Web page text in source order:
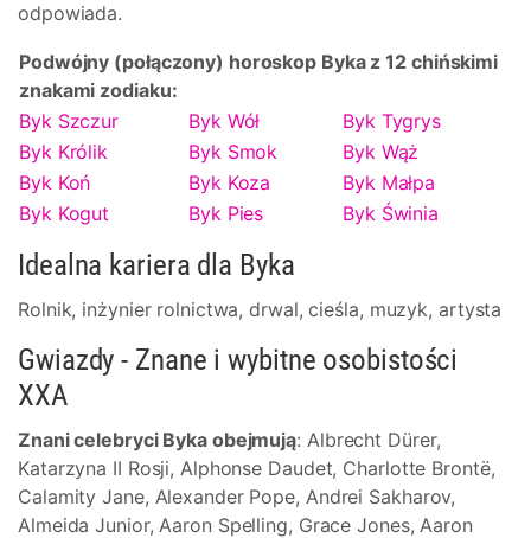
odpowiada.
Podwójny (połączony) horoskop Byka z 12 chińskimi
znakami zodiaku:
Byk Szczur
Byk Wół
Byk Tygrys
Byk Królik
Byk Smok
Byk Wąż
Byk Koń
Byk Koza
Byk Małpa
Byk Kogut
Byk Pies Byk Świnia
Idealna kariera dla Byka
Rolnik, inżynier rolnictwa, drwal, cieśla, muzyk, artysta
Gwiazdy - Znane i wybitne osobistości
XXA
Znani celebryci Byka obejmują: Albrecht Dürer,
Katarzyna II Rosji, Alphonse Daudet, Charlotte Brontë,
Calamity Jane, Alexander Pope, Andrei Sakharov,
Almeida Junior, Aaron Spelling, Grace Jones, Aaron